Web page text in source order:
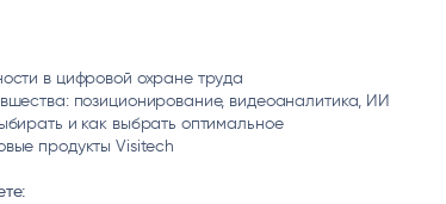
в цифровой охране труда
позиционирование, видеоаналитика, ИИ
и как выбрать оптимальное
продукты Visitech